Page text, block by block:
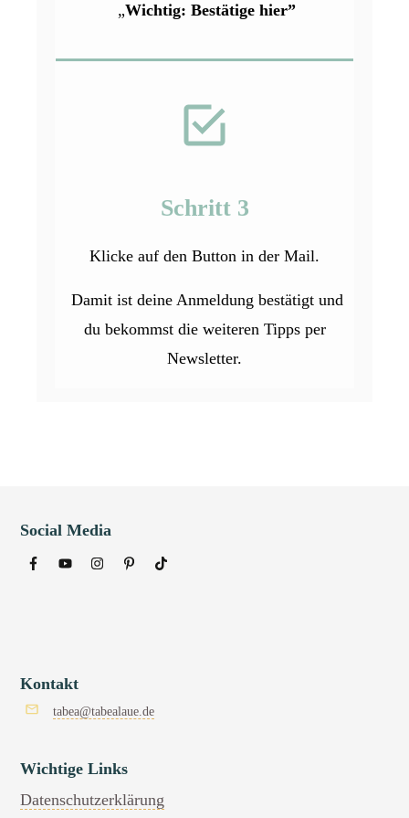
„Wichtig: Bestätige hier”
Schritt 3
Klicke auf den Button in der Mail.
Damit ist deine Anmeldung bestätigt und
du bekommst die weiteren Tipps per
Newsletter.
Social Media
Kontakt
tabea@tabealaue.de
Wichtige Links
Datenschutzerklärung